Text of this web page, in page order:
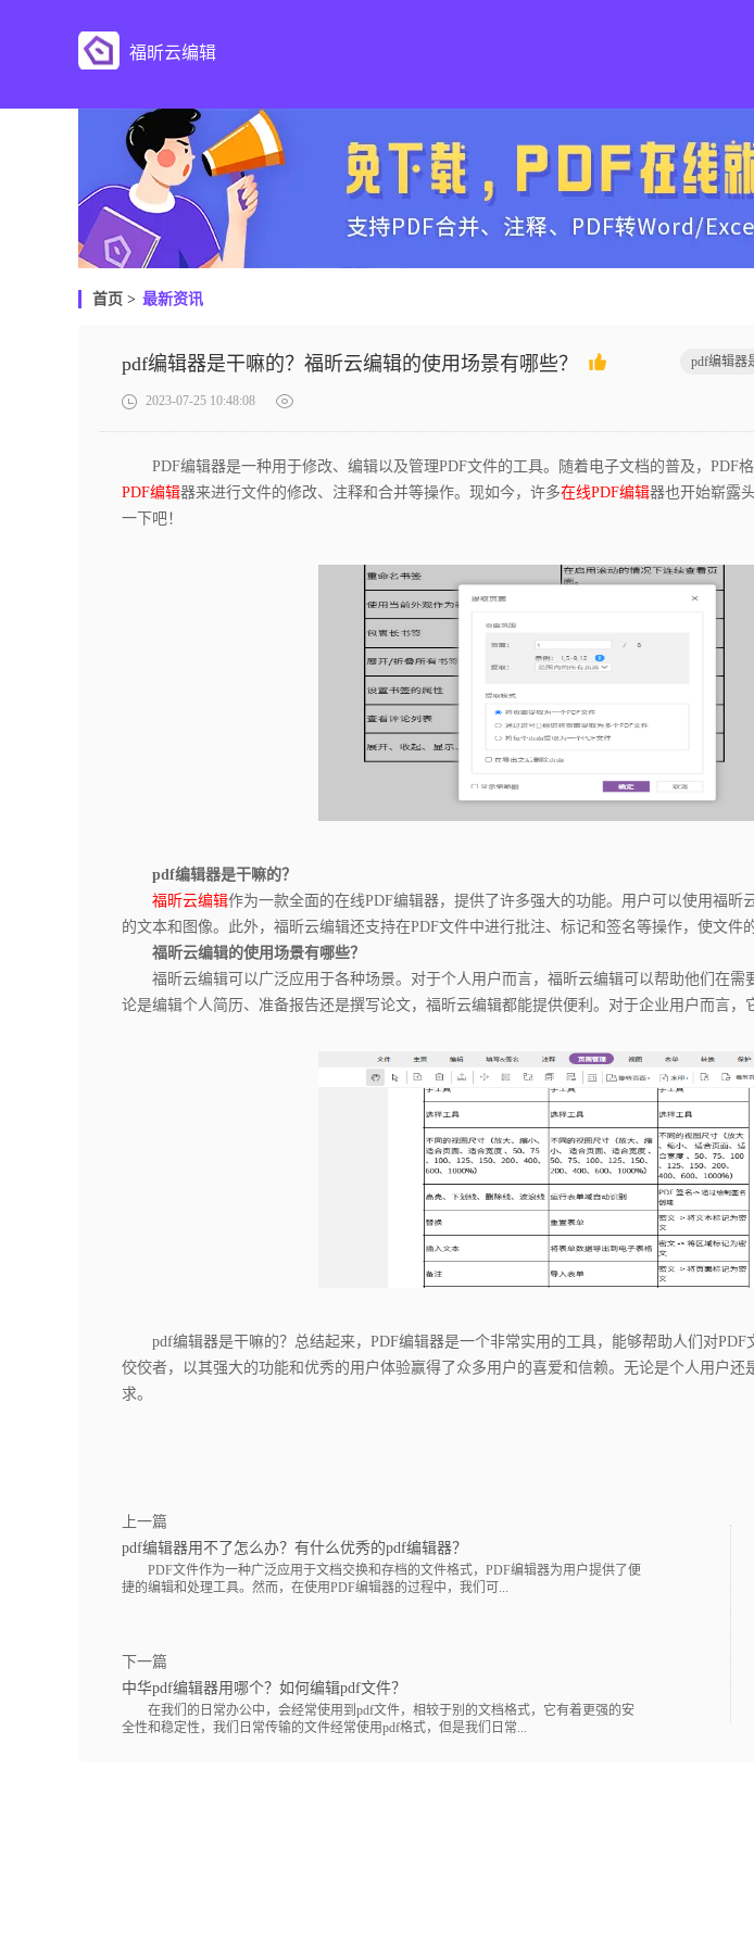
福昕云编辑
首页 > 最新资讯
pdf编辑器是干嘛的？福昕云编辑的使用场景有哪些？ pdf编辑器
2023-07-25 10:48:08
PDF编辑器是一种用于修改、编辑以及管理PDF文件的工具。随着电子文档的普及，PDF
PDF编辑器来进行文件的修改、注释和合并等操作。现如今，许多在线PDF编辑器也开始崭露
一下吧！
pdf编辑器是干嘛的？
福昕云编辑作为一款全面的在线PDF编辑器，提供了许多强大的功能。用户可以使用福昕
的文本和图像。此外，福昕云编辑还支持在PDF文件中进行批注、标记和签名等操作，使文件
福昕云编辑的使用场景有哪些？
福昕云编辑可以广泛应用于各种场景。对于个人用户而言，福昕云编辑可以帮助他们在需
论是编辑个人简历、准备报告还是撰写论文，福昕云编辑都能提供便利。对于企业用户而言，
pdf编辑器是干嘛的？总结起来，PDF编辑器是一个非常实用的工具，能够帮助人们对PDF
佼佼者，以其强大的功能和优秀的用户体验赢得了众多用户的喜爱和信赖。无论是个人用户还
求。
上一篇
pdf编辑器用不了怎么办？有什么优秀的pdf编辑器？
PDF文件作为一种广泛应用于文档交换和存档的文件格式，PDF编辑器为用户提供了便
捷的编辑和处理工具。然而，在使用PDF编辑器的过程中，我们可...
下一篇
中华pdf编辑器用哪个？如何编辑pdf文件？
在我们的日常办公中，会经常使用到pdf文件，相较于别的文档格式，它有着更强的安
全性和稳定性，我们日常传输的文件经常使用pdf格式，但是我们日常...